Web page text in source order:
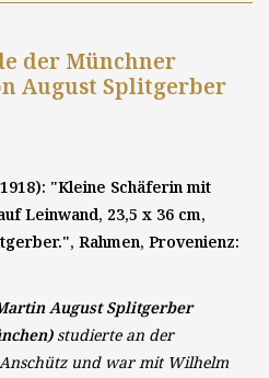
der Münchner
August Splitgerber
"Kleine Schäferin mit
Leinwand, 23,5 x 36 cm,
Rahmen, Provenienz:
August Splitgerber
studierte an der
und war mit Wilhelm